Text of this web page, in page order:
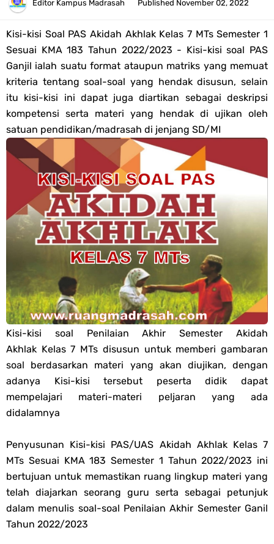
Tahun 2026
Bank Soal PAT Semester 2 Kelas 4 SD/MI Tahun 2026
Pendaftaran Akun Google Workspace bagi GTK Madrasah
Panduan GOOGLE WORKSPACE (GWS) Untuk Guru Madrasah
Bank Soal ASAT/PAT Kelas 5 SD/MI Kurikulum Merdeka Tahun 2026
Bank Soal PAT Kelas 6 SD/MI Semester 2 Kurikulum Merdeka Tahun
2026
Kisi-kisi Soal US/UM Jenjang SD/MI Tahun 2026 Lengkap
POS UM Jenjang MI, MTs Dan MA Tahun 2026
Jawaban Tugas Mandiri Dan Tugas Refleksi Modul Pedagogik SKI
PPG 2025
Jawaban Tugas Mandiri Dan Tugas Refleksi Modul Pedagogik Fiqih
PPG 2025
Jawaban Tugas Mandiri Dan Tugas Refleksi Modul Pedagogik Akidah
Jawaban Tugas Mandiri Dan Tugas Refleksi Modul Pedagogik Al-
Qur'an Hadis PPG 2025
Soal OMI Geografi Terintegrasi Jenjang MA
Soal OMI Ekonomi Terintegrasi Jenjang MA
Editor Kampus Madrasah Published November 02, 2022
Kisi-kisi Soal PAS Akidah AkhlakKelas 7 MTs Semester 1
Sesuai KMA 183 Tahun 2022/2023 - Kisi-kisi soal PAS
Ganjil ialah suatu format ataupun matriks yang memuat
kriteria tentang soal-soal yang hendak disusun, selain
itu kisi-kisi ini dapat juga diartikan sebagai deskripsi
kompetensi serta materi yang hendak di ujikan oleh
satuan pendidikan/madrasah di jenjang SD/MI
Kisi-kisi soal Penilaian Akhir Semester Akidah
Akhlak Kelas 7 MTs disusun untuk memberi gambaran
soal berdasarkan materi yang akan diujikan, dengan
adanya Kisi-kisi tersebut peserta didik dapat
mempelajari materi-materi peljaran yang ada
didalamnya
Penyusunan Kisi-kisi PAS/UAS Akidah Akhlak Kelas 7
MTs Sesuai KMA 183 Semester 1 Tahun 2022/2023 ini
bertujuan untuk memastikan ruang lingkup materi yang
telah diajarkan seorang guru serta sebagai petunjuk
dalam menulis soal-soal Penilaian Akhir Semester Ganil
Tahun 2022/2023